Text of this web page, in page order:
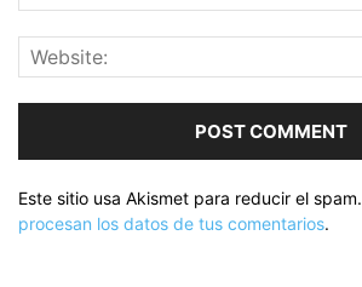
Este sitio usa Akismet para reducir el spam.
procesan los datos de tus comentarios.